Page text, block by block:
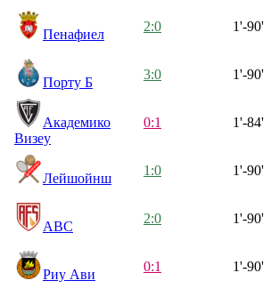
Пенафиел
2:0 1'-90'
Порту Б
3:0 1'-90'
Академико
Визеу
0:1 1'-84'
Лейшойнш
1:0 1'-90'
АВС
2:0 1'-90'
Риу Ави
0:1 1'-90'